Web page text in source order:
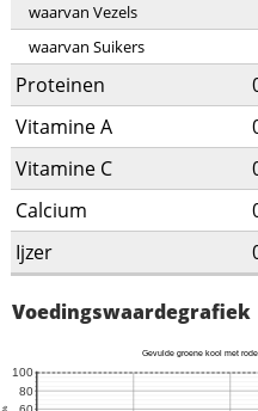
waarvan Vezels
waarvan Suikers
Proteinen
Vitamine A
Vitamine C
Calcium
Ijzer
Voedingswaardegrafiek